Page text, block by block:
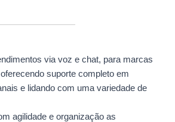
via voz e chat, para marcas
suporte completo em
e lidando com uma variedade de
agilidade e organização as